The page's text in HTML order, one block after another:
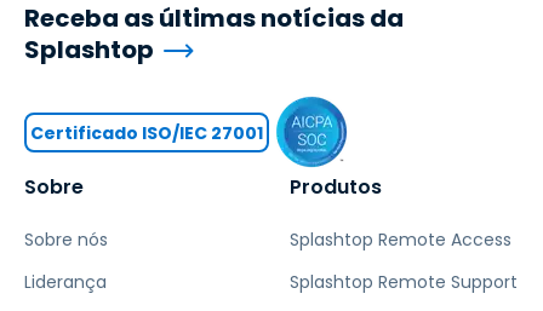
Sobre
Sobre nós
Liderança
Produtos
Splashtop Remote Access
Splashtop Remote Support
Receba as últimas notícias da
Splashtop
Certificado ISO/IEC 27001